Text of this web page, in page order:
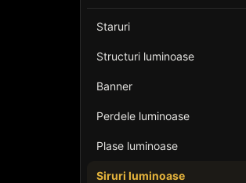
Staruri
Structuri luminoase
Banner
Perdele luminoase
Plase luminoase
Siruri luminoase